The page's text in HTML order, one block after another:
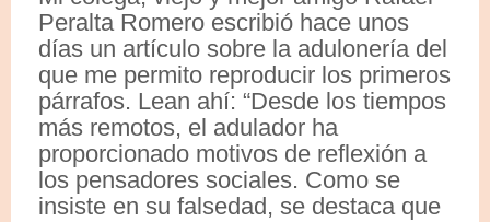
Peralta Romero escribió hace unos
días un artículo sobre la adulonería del
que me permito reproducir los primeros
párrafos. Lean ahí: “Desde los tiempos
más remotos, el adulador ha
proporcionado motivos de reflexión a
los pensadores sociales. Como se
insiste en su falsedad, se destaca que